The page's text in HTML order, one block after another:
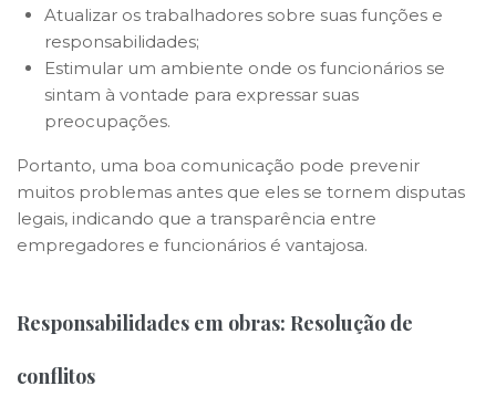
Atualizar os trabalhadores sobre suas funções e
responsabilidades;
Estimular um ambiente onde os funcionários se
sintam à vontade para expressar suas
preocupações.
Portanto, uma boa comunicação pode prevenir
muitos problemas antes que eles se tornem disputas
legais, indicando que a transparência entre
empregadores e funcionários é vantajosa.
Responsabilidades em obras: Resolução de
conflitos